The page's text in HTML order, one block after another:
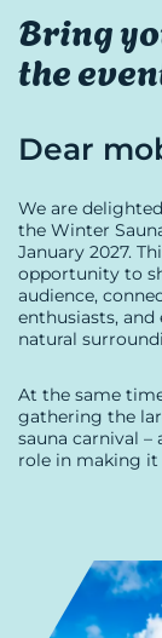
Bring
the
Dear
We are
the Winter
January 2027.
opportunity to
audience,
enthusiasts,
natural
At the same
gathering the
sauna carnival
role in making it